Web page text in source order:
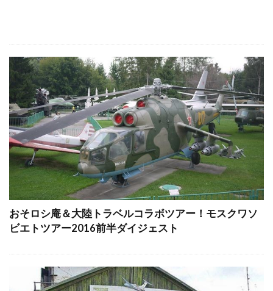
おそロシ庵＆大陸トラベルコラボツアー！モスクワソ
ビエトツアー2016前半ダイジェスト